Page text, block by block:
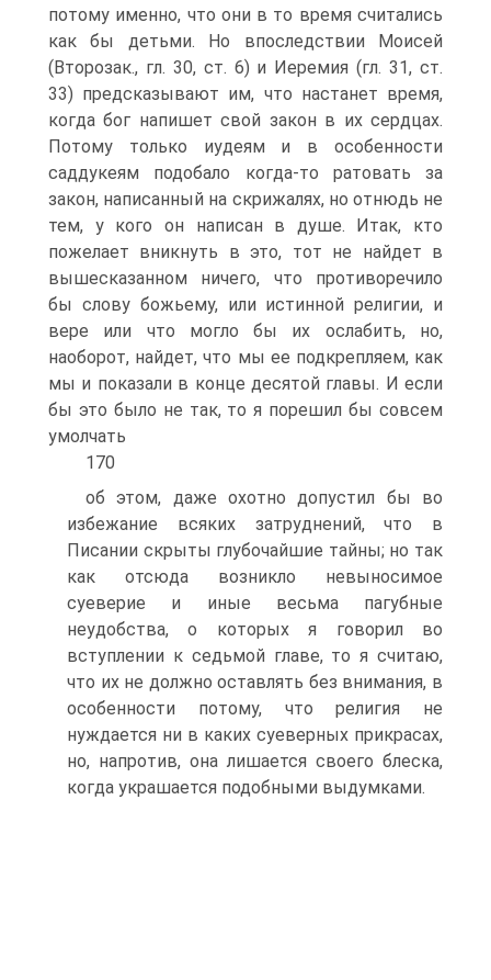
потому именно, что они в то время считались
как бы детьми. Но впоследствии Моисей
(Второзак., гл. 30, ст. 6) и Иеремия (гл. 31, ст.
33) предсказывают им, что настанет время,
когда бог напишет свой закон в их сердцах.
Потому только иудеям и в особенности
саддукеям подобало когда-то ратовать за
закон, написанный на скрижалях, но отнюдь не
тем, у кого он написан в душе. Итак, кто
пожелает вникнуть в это, тот не найдет в
вышесказанном ничего, что противоречило
бы слову божьему, или истинной религии, и
вере или что могло бы их ослабить, но,
наоборот, найдет, что мы ее подкрепляем, как
мы и показали в конце десятой главы. И если
бы это было не так, то я порешил бы совсем
умолчать
170
об этом, даже охотно допустил бы во
избежание всяких затруднений, что в
Писании скрыты глубочайшие тайны; но так
как отсюда возникло невыносимое
суеверие и иные весьма пагубные
неудобства, о которых я говорил во
вступлении к седьмой главе, то я считаю,
что их не должно оставлять без внимания, в
особенности потому, что религия не
нуждается ни в каких суеверных прикрасах,
но, напротив, она лишается своего блеска,
когда украшается подобными выдумками.